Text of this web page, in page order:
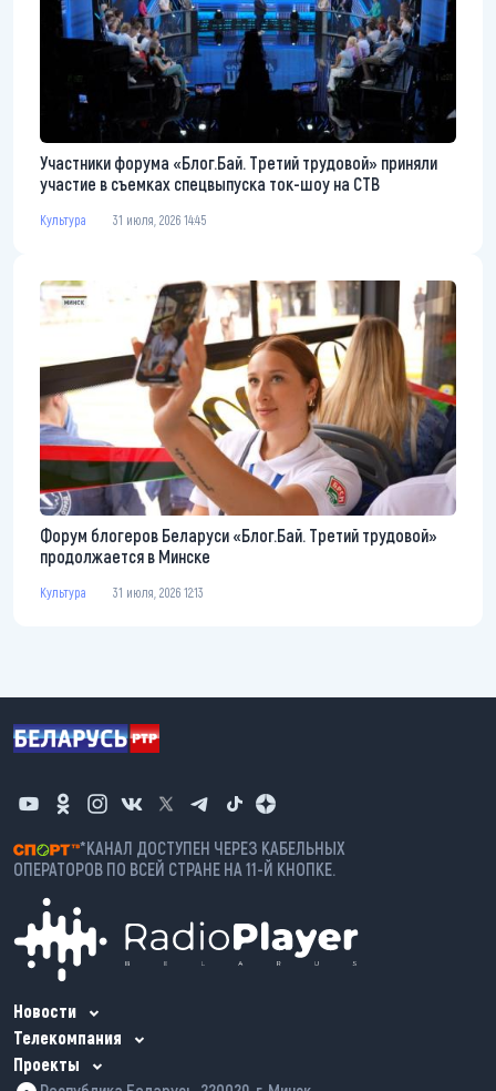
Участники форума «Блог.Бай. Третий трудовой» приняли
участие в съемках спецвыпуска ток-шоу на СТВ
Культура 31 июля, 2026 14:45
Форум блогеров Беларуси «Блог.Бай. Третий трудовой»
продолжается в Минске
Культура 31 июля, 2026 12:13
*КАНАЛ ДОСТУПЕН ЧЕРЕЗ КАБЕЛЬНЫХ
ОПЕРАТОРОВ ПО ВСЕЙ СТРАНЕ НА 11-Й КНОПКЕ.
Новости
Телекомпания
Проекты